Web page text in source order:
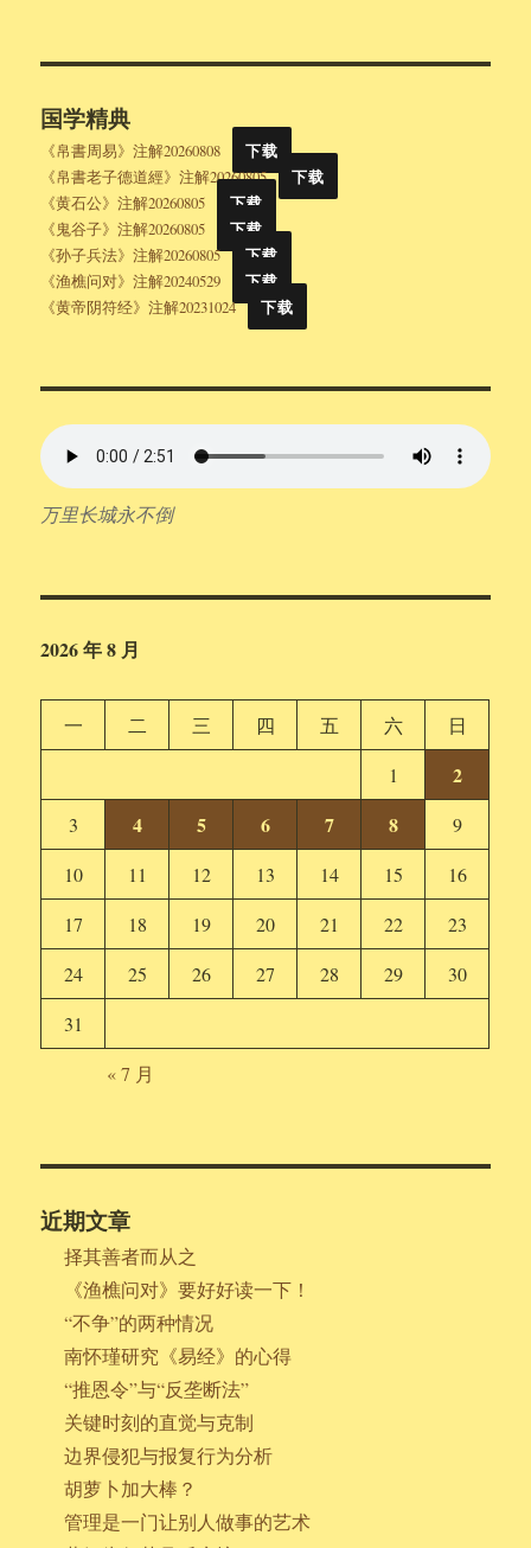
国学精典
《帛書周易》注解20260808
下载
《帛書老子德道經》注解20260805
下载
《黄石公》注解20260805
下载
《鬼谷子》注解20260805
下载
《孙子兵法》注解20260805
下载
《渔樵问对》注解20240529
下载
《黄帝阴符经》注解20231024
下载
万里长城永不倒
2026 年 8 月
一 二 三 四 五 六
日
1
2
3 4 5 6 7 8
9
10
11 12 13 14 15
16
17
18 19 20 21 22
23
24
25 26 27 28 29
30
31
« 7 月
近期文章
择其善者而从之
《渔樵问对》要好好读一下！
“不争”的两种情况
南怀瑾研究《易经》的心得
“推恩令”与“反垄断法”
关键时刻的直觉与克制
边界侵犯与报复行为分析
胡萝卜加大棒？
管理是一门让别人做事的艺术